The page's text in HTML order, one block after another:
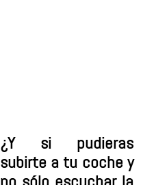
¿Y si pudieras
subirte a tu coche y